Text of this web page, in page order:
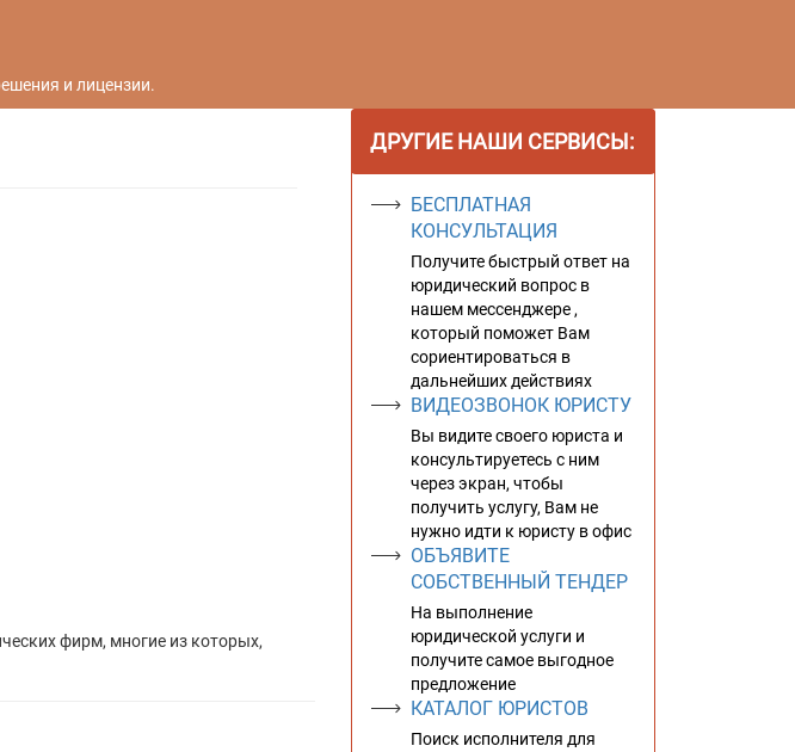
и лицензии.
фирм, многие из которых,
ДРУГИЕ НАШИ СЕРВИСЫ:
БЕСПЛАТНАЯ
КОНСУЛЬТАЦИЯ
Получите быстрый ответ на
юридический вопрос в
нашем мессенджере ,
который поможет Вам
сориентироваться в
дальнейших действиях
ВИДЕОЗВОНОК ЮРИСТУ
Вы видите своего юриста и
консультируетесь с ним
через экран, чтобы
получить услугу, Вам не
нужно идти к юристу в офис
ОБЪЯВИТЕ
СОБСТВЕННЫЙ ТЕНДЕР
На выполнение
юридической услуги и
получите самое выгодное
предложение
КАТАЛОГ ЮРИСТОВ
Поиск исполнителя для